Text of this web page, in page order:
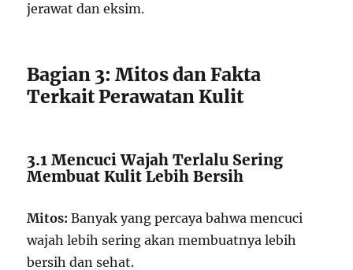
jerawat dan eksim.
Bagian 3: Mitos dan Fakta
Terkait Perawatan Kulit
3.1 Mencuci Wajah Terlalu Sering
Membuat Kulit Lebih Bersih
Mitos: Banyak yang percaya bahwa mencuci
wajah lebih sering akan membuatnya lebih
bersih dan sehat.